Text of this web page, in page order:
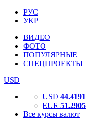
РУС
УКР
ВИДЕО
ФОТО
ПОПУЛЯРНЫЕ
СПЕЦПРОЕКТЫ
USD
USD 44.4191
EUR 51.2905
Все курсы валют